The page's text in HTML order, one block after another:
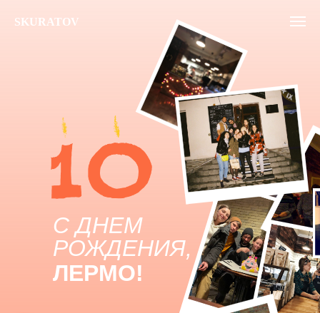
SKURATOV
С ДНЕМ
РОЖДЕНИЯ,
ЛЕРМО!